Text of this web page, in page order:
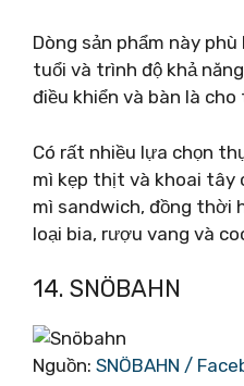
Dòng sản phẩm này
tuổi và trình độ khả
điều khiển và bàn là cho
Có rất nhiều lựa chọn
mì kẹp thịt và khoai tây
mì sandwich, đồng thời
loại bia, rượu vang và
14. SNÖBAHN
Nguồn: SNÖBAHN /